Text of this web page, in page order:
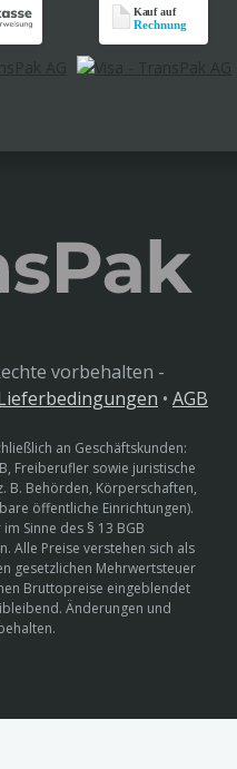
vorbehalten -
• AGB
an Geschäftskunden:
Freiberufler sowie juristische
B. Behörden, Körperschaften,
öffentliche Einrichtungen).
Sinne des § 13 BGB
Alle Preise verstehen sich als
gesetzlichen Mehrwertsteuer
Bruttopreise eingeblendet
Änderungen und